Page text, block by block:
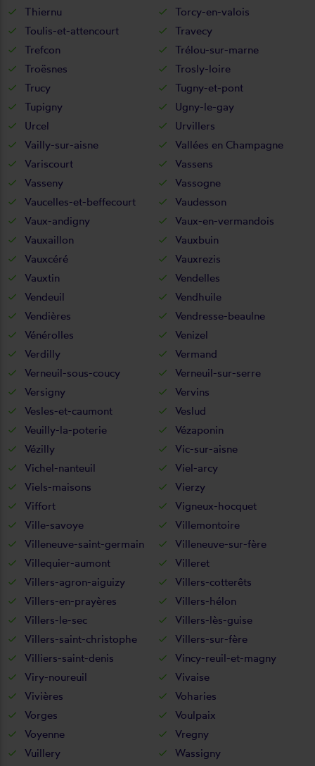
Thiernu
Torcy-en-valois
Toulis-et-attencourt
Travecy
Trefcon
Trélou-sur-marne
Troësnes
Trosly-loire
Trucy
Tugny-et-pont
Tupigny
Ugny-le-gay
Urcel
Urvillers
Vailly-sur-aisne
Vallées en Champagne
Variscourt
Vassens
Vasseny
Vassogne
Vaucelles-et-beffecourt
Vaudesson
Vaux-andigny
Vaux-en-vermandois
Vauxaillon
Vauxbuin
Vauxcéré
Vauxrezis
Vauxtin
Vendelles
Vendeuil
Vendhuile
Vendières
Vendresse-beaulne
Vénérolles
Venizel
Verdilly
Vermand
Verneuil-sous-coucy
Verneuil-sur-serre
Versigny
Vervins
Vesles-et-caumont
Veslud
Veuilly-la-poterie
Vézaponin
Vézilly
Vic-sur-aisne
Vichel-nanteuil
Viel-arcy
Viels-maisons
Vierzy
Viffort
Vigneux-hocquet
Ville-savoye
Villemontoire
Villeneuve-saint-germain
Villeneuve-sur-fère
Villequier-aumont
Villeret
Villers-agron-aiguizy
Villers-cotterêts
Villers-en-prayères
Villers-hélon
Villers-le-sec
Villers-lès-guise
Villers-saint-christophe
Villers-sur-fère
Villiers-saint-denis
Vincy-reuil-et-magny
Viry-noureuil
Vivaise
Vivières
Voharies
Vorges
Voulpaix
Voyenne
Vregny
Vuillery
Wassigny